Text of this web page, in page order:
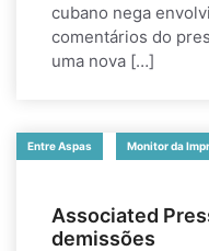
cubano nega
comentários do
uma nova […]
Entre Aspas Monitor da
Associated
demissões